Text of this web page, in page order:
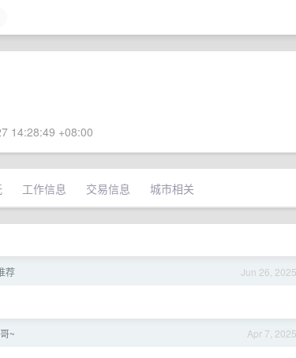
14:28:49 +08:00
工作信息 交易信息 城市相关
Jun 26, 2025
荐
Apr 7, 2025
~